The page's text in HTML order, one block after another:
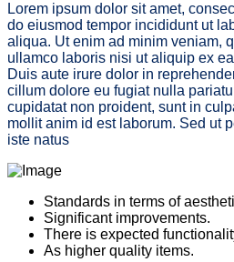
Lorem ipsum dolor sit amet,
do eiusmod tempor incididunt ut
aliqua. Ut enim ad minim veniam,
ullamco laboris nisi ut aliquip ex
Duis aute irure dolor in
cillum dolore eu fugiat nulla
cupidatat non proident, sunt in
mollit anim id est laborum. Sed ut
iste natus
Standards in terms of
Significant improvements.
There is expected
As higher quality items.